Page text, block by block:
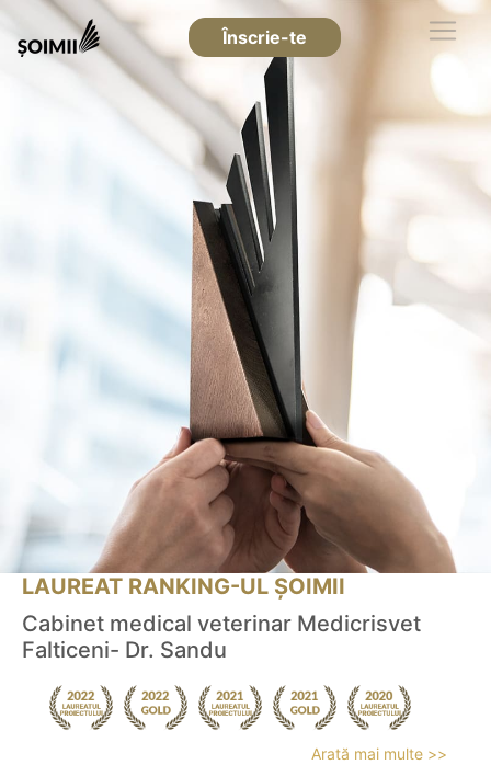
Înscrie-te
LAUREAT RANKING-UL ȘOIMII
Cabinet medical veterinar Medicrisvet
Falticeni- Dr. Sandu
Arată mai multe >>